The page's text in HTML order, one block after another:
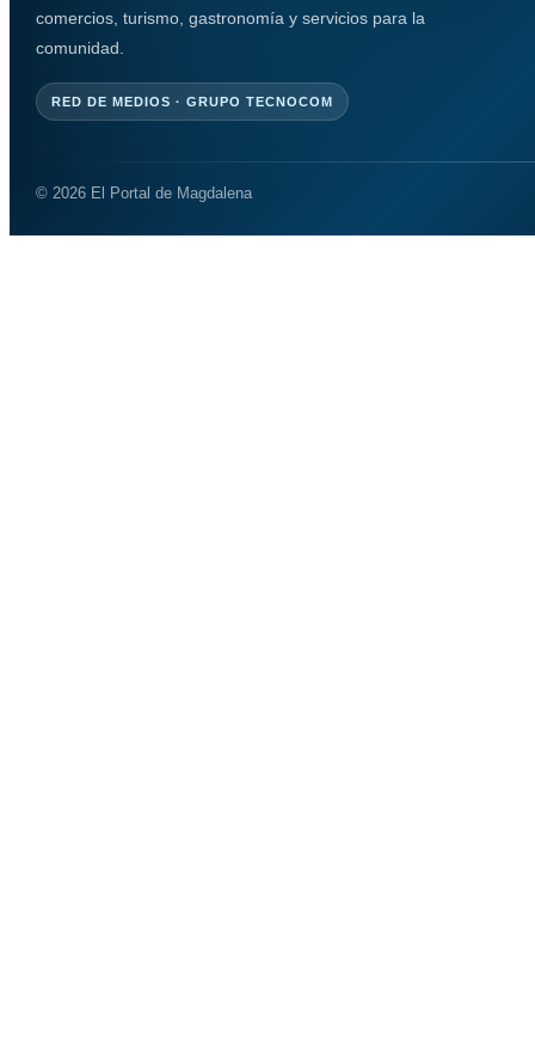
comercios, turismo, gastronomía y servicios para la
comunidad.
RED DE MEDIOS · GRUPO TECNOCOM
© 2026 El Portal de Magdalena